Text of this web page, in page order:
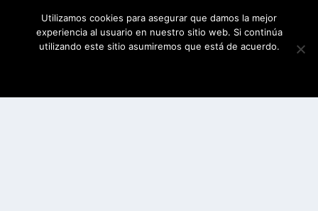
Utilizamos cookies para asegurar que damos la mejor
experiencia al usuario en nuestro sitio web. Si continúa
utilizando este sitio asumiremos que está de acuerdo.